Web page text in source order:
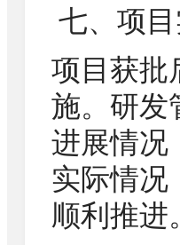
七、项
项目获批
施。研发
进展情况
实际情况
顺利推进